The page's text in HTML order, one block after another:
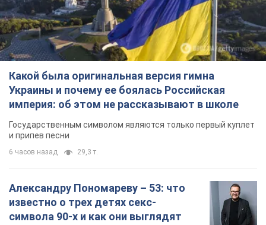
Какой была оригинальная версия гимна
Украины и почему ее боялась Российская
империя: об этом не рассказывают в школе
Государственным символом являются только первый куплет
и припев песни
6 часов назад 29,3 т.
Александру Пономареву – 53: что
известно о трех детях секс-
символа 90-х и как они выглядят